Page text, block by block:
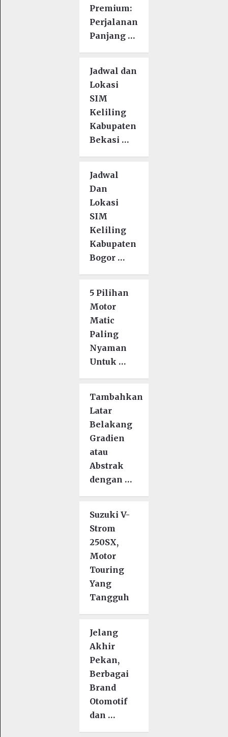
Premium:
Perjalanan
Panjang …
Jadwal dan
Lokasi
SIM
Keliling
Kabupaten
Bekasi …
Jadwal
Dan
Lokasi
SIM
Keliling
Kabupaten
Bogor …
5 Pilihan
Motor
Matic
Paling
Nyaman
Untuk …
Tambahkan
Latar
Belakang
Gradien
atau
Abstrak
dengan …
Suzuki V-
Strom
250SX,
Motor
Touring
Yang
Tangguh
Jelang
Akhir
Pekan,
Berbagai
Brand
Otomotif
dan …